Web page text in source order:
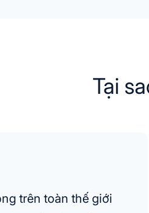
Tại
trên toàn thế giới